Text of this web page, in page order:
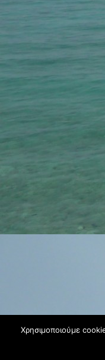
Χρησιμοποιούμε